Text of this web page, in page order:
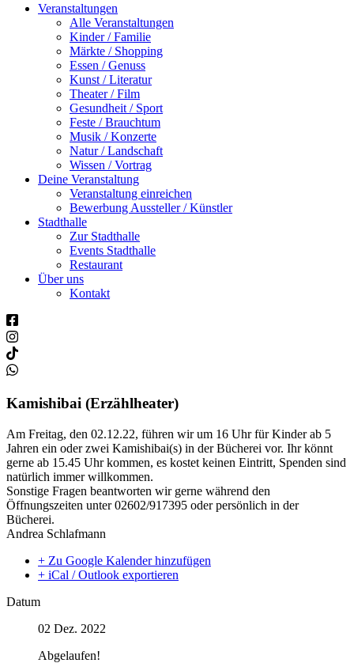
Veranstaltungen
Alle Veranstaltungen
Kinder / Familie
Märkte / Shopping
Essen / Genuss
Kunst / Literatur
Theater / Film
Gesundheit / Sport
Feste / Brauchtum
Musik / Konzerte
Natur / Landschaft
Wissen / Vortrag
Deine Veranstaltung
Veranstaltung einreichen
Bewerbung Aussteller / Künstler
Stadthalle
Zur Stadthalle
Events Stadthalle
Restaurant
Über uns
Kontakt
Kamishibai (Erzählheater)
Am Freitag, den 02.12.22, führen wir um 16 Uhr für Kinder ab 5
Jahren ein oder zwei Kamishibai(s) in der Bücherei vor. Ihr könnt
gerne ab 15.45 Uhr kommen, es kostet keinen Eintritt, Spenden sind
natürlich immer willkommen.
Sonstige Fragen beantworten wir gerne während den
Öffnungszeiten unter 02602/917395 oder persönlich in der
Bücherei.
Andrea Schlafmann
+ Zu Google Kalender hinzufügen
+ iCal / Outlook exportieren
Datum
02 Dez. 2022
Abgelaufen!